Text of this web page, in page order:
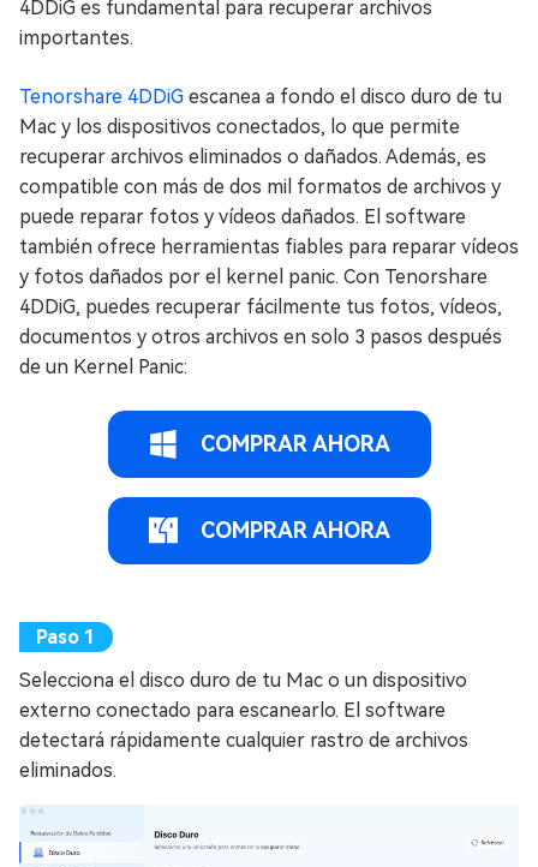
4DDiG es fundamental para recuperar archivos
importantes.
Tenorshare 4DDiG escanea a fondo el disco duro de tu
Mac y los dispositivos conectados, lo que permite
recuperar archivos eliminados o dañados. Además, es
compatible con más de dos mil formatos de archivos y
puede reparar fotos y vídeos dañados. El software
también ofrece herramientas fiables para reparar vídeos
y fotos dañados por el kernel panic. Con Tenorshare
4DDiG, puedes recuperar fácilmente tus fotos, vídeos,
documentos y otros archivos en solo 3 pasos después
de un Kernel Panic:
COMPRAR AHORA
COMPRAR AHORA
Selecciona el disco duro de tu Mac o un dispositivo
externo conectado para escanearlo. El software
detectará rápidamente cualquier rastro de archivos
eliminados.